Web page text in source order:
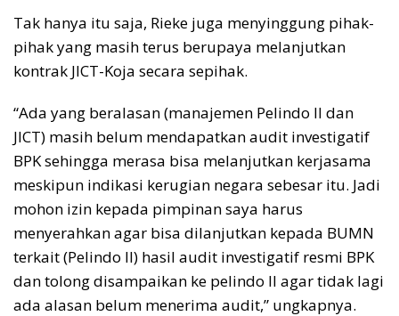
Tak hanya itu saja, Rieke juga menyinggung pihak-
pihak yang masih terus berupaya melanjutkan
kontrak JICT-Koja secara sepihak.
“Ada yang beralasan (manajemen Pelindo II dan
JICT) masih belum mendapatkan audit investigatif
BPK sehingga merasa bisa melanjutkan kerjasama
meskipun indikasi kerugian negara sebesar itu. Jadi
mohon izin kepada pimpinan saya harus
menyerahkan agar bisa dilanjutkan kepada BUMN
terkait (Pelindo II) hasil audit investigatif resmi BPK
dan tolong disampaikan ke pelindo II agar tidak lagi
ada alasan belum menerima audit,” ungkapnya.